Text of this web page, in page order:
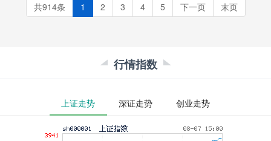
共914条 1 2 3 4 5 下一页 末页
行情指数
上证走势 深证走势 创业走势